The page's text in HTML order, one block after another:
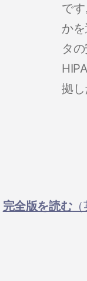
で
か
タ
拠し
完全版を読む（